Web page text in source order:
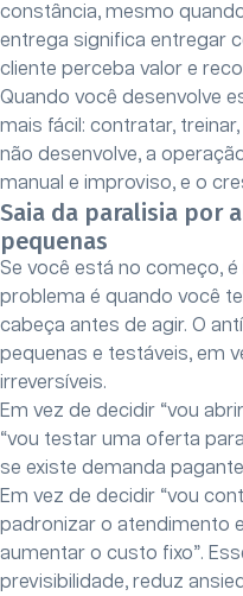
constância, mesmo
entrega significa entregar
cliente perceba valor e
Quando você desenvolve
mais fácil: contratar,
não desenvolve, a
manual e improviso, e o
Saia da paralisia por
pequenas
Se você está no começo,
problema é quando você
cabeça antes de agir. O
pequenas e testáveis, em
irreversíveis.
Em vez de decidir “vou
“vou testar uma oferta
se existe demanda
Em vez de decidir “vou
padronizar o atendimento
aumentar o custo fixo”.
previsibilidade, reduz